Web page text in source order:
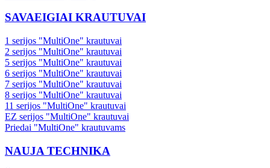
SAVAEIGIAI KRAUTUVAI
1 serijos "MultiOne" krautuvai
2 serijos "MultiOne" krautuvai
5 serijos "MultiOne" krautuvai
6 serijos "MultiOne" krautuvai
7 serijos "MultiOne" krautuvai
8 serijos "MultiOne" krautuvai
11 serijos "MultiOne" krautuvai
EZ serijos "MultiOne" krautuvai
Priedai "MultiOne" krautuvams
NAUJA TECHNIKA